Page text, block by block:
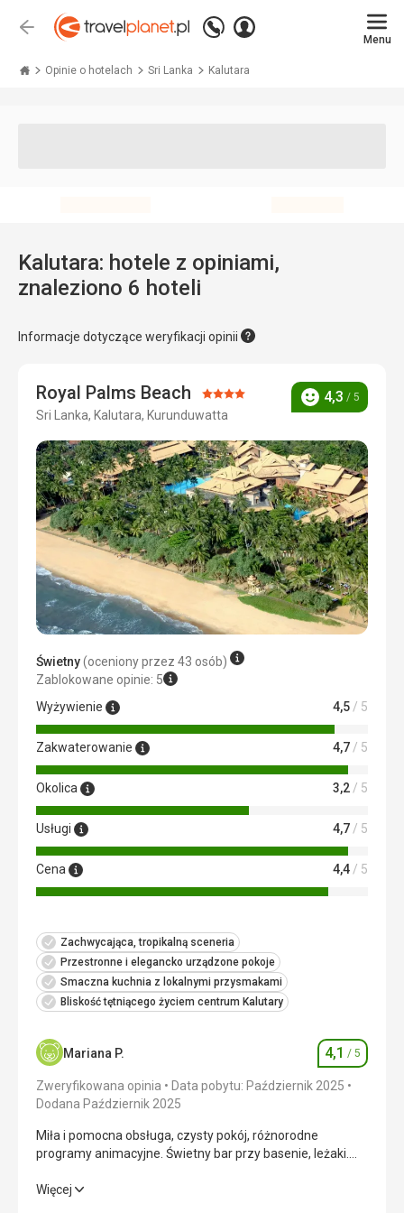
Wstecz
Zadzwoń
+48 71 771 76 55
Zaloguj
Menu
Opinie o hotelach Sri Lanka Kalutara
Kalutara: hotele z opiniami,
znaleziono 6 hoteli
Informacje dotyczące weryfikacji opinii
Royal Palms Beach Ocena:
4/5
Sri Lanka, Kalutara, Kurunduwatta
Ocena
4,3 / 5
Świetny(oceniony przez 43 osób)
Zablokowane opinie: 5
Wyżywienie
4,5 / 5
Zakwaterowanie 4,7 / 5
Okolica 3,2 / 5
Usługi 4,7 / 5
Cena 4,4 / 5
Zachwycająca, tropikalną sceneria
Przestronne i elegancko urządzone pokoje
Smaczna kuchnia z lokalnymi przysmakami
Bliskość tętniącego życiem centrum Kalutary
Mariana P. Ocena
4,1 / 5
Zweryfikowana opinia
Data pobytu: Październik 2025
Dodana Październik 2025
Miła i pomocna obsługa, czysty pokój, różnorodne
programy animacyjne. Świetny bar przy basenie, leżaki.
czerwona flaga przez cały pobyt.
Miła i pomocna obsługa, czysty pokój, różnorodne
Więcej